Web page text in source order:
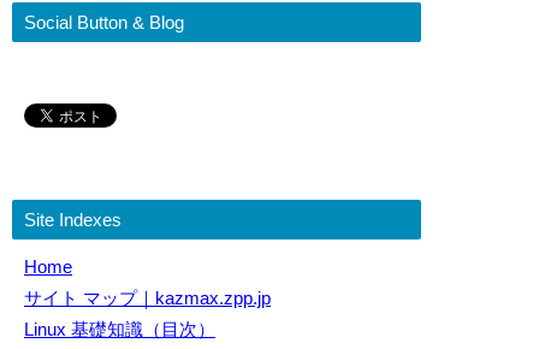
Social Button & Blog
Site Indexes
Home
サイト マップ｜kazmax.zpp.jp
Linux 基礎知識（目次）